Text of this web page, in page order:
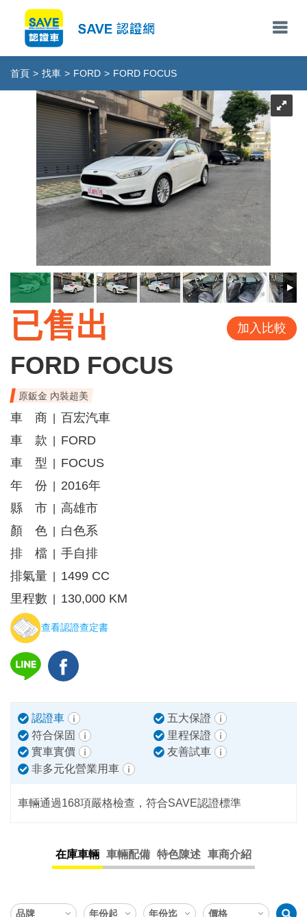
首頁 > 找車 > FORD > FORD FOCUS
已售出 加入比較
FORD FOCUS
原鈑金 內裝超美
車 商
百宏汽車
車 款
FORD
車 型
FOCUS
年 份
2016年
縣 市
高雄市
顏 色
白色系
排 檔
手自排
排氣量
1499 CC
里程數
130,000 KM
查看認證查定書
認證車
五大保證
符合保固
里程保證
實車實價
友善試車
非多元化營業用車
車輛通過168項嚴格檢查，符合SAVE認證標準
在庫車輛 車輛配備 特色陳述 車商介紹